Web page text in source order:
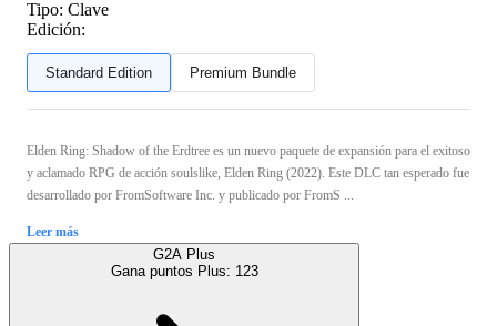
Tipo: Clave
Edición:
Standard Edition Premium Bundle
Elden Ring: Shadow of the Erdtree es un nuevo paquete de expansión para el exitoso
y aclamado RPG de acción soulslike, Elden Ring (2022). Este DLC tan esperado fue
desarrollado por FromSoftware Inc. y publicado por FromS ...
Leer más
G2A Plus
Gana puntos Plus: 123